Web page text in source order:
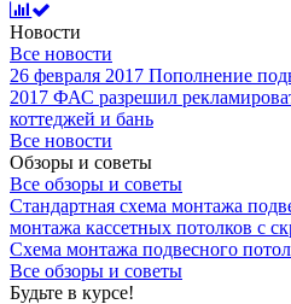
Новости
Все новости
26 февраля 2017 Пополнение
2017 ФАС разрешил
коттеджей и бань
Все новости
Обзоры и советы
Все обзоры и советы
Стандартная схема монтажа
монтажа кассетных потолков с
Схема монтажа подвесного
Все обзоры и советы
Будьте в курсе!